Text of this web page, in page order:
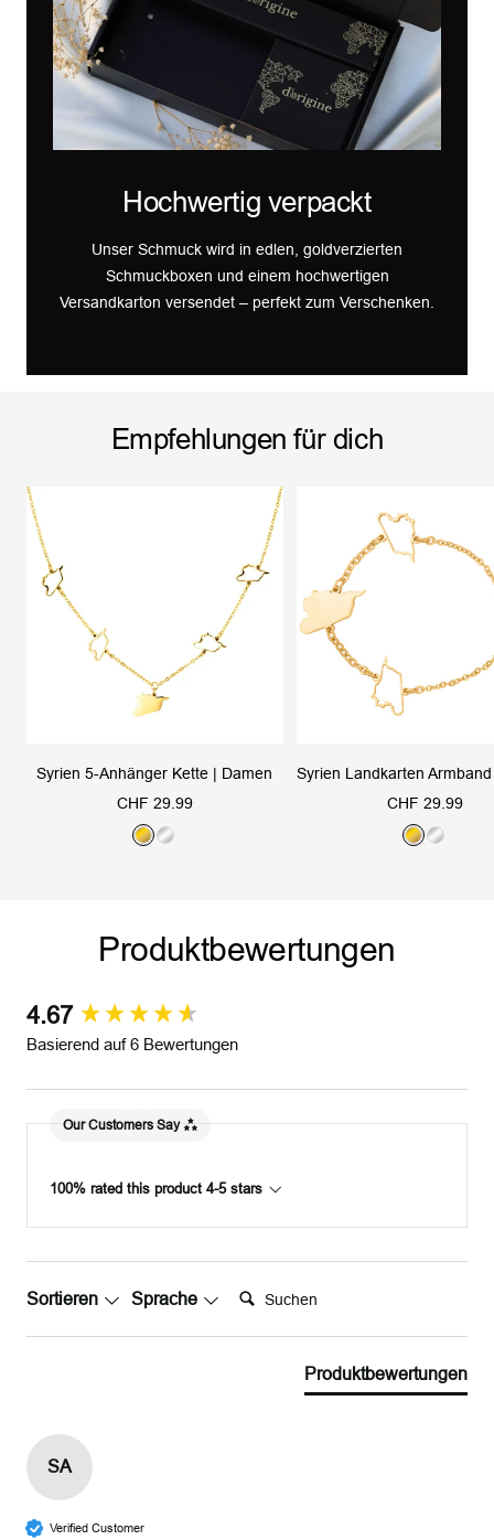
Hochwertig verpackt
Unser Schmuck wird in edlen, goldverzierten
Schmuckboxen und einem hochwertigen
Versandkarton versendet – perfekt zum Verschenken.
Empfehlungen für dich
Syrien 5-Anhänger Kette | Damen
Angebotspreis
CHF 29.99
G S
e
Syrien Landkarten
Angebotspreis
CHF 29.99
G S
Produktbewertungen
4.67
Basierend auf 6 Bewertungen
Our Customers Say
100% rated this product 4-5 stars
Sortieren Sprache Suchen:
Produktbewertungen
SA
Verified Customer
New content loaded